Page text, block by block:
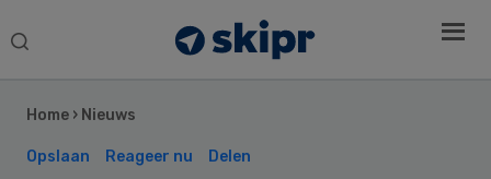
Search
Home › Nieuws
Opslaan Reageer nu Delen
Sidebar